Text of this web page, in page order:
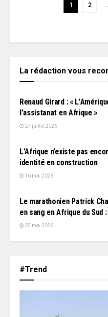
1 2
La rédaction vous
L'EDITO
Renaud Girard : «
l’assistanat en Afrique »
27 juillet 2026
L’Afrique n’existe pas
identité en construction
16 mai 2026
Le marathonien Patrick
en sang en Afrique du Sud
25 mai 2026
#Trend